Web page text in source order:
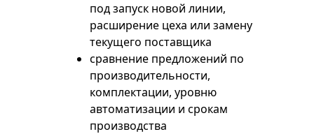
под запуск новой линии,
расширение цеха или замену
текущего поставщика
сравнение предложений по
производительности,
комплектации, уровню
автоматизации и срокам
производства